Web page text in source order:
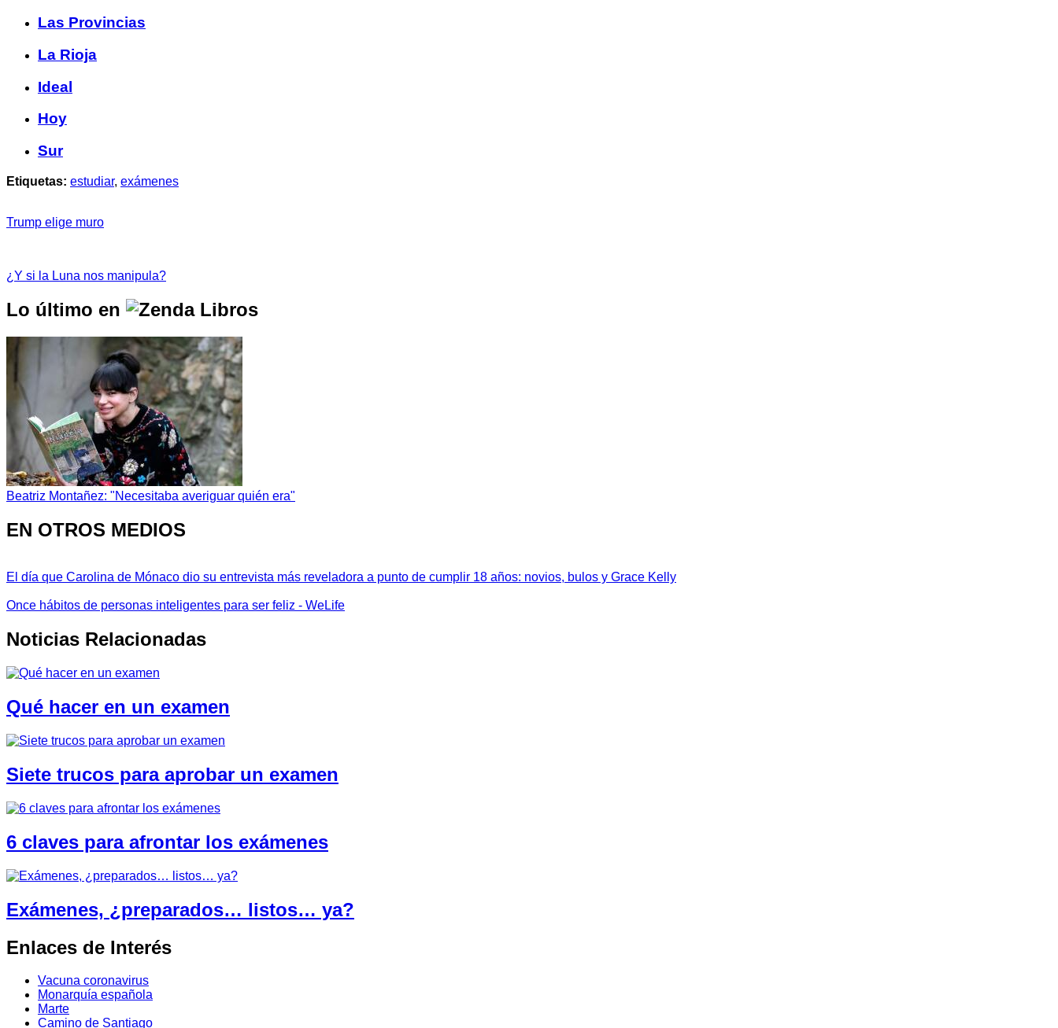
Las Provincias
La Rioja
Ideal
Hoy
Sur
Etiquetas: estudiar, exámenes
Trump elige muro
¿Y si la Luna nos manipula?
Lo último en
Beatriz Montañez: "Necesitaba averiguar quién era"
EN OTROS MEDIOS
El día que Carolina de Mónaco dio su entrevista más reveladora a punto de cumplir 18 años: novios, bulos y Grace Kelly
Once hábitos de personas inteligentes para ser feliz - WeLife
Noticias Relacionadas
Qué hacer en un examen
Siete trucos para aprobar un examen
6 claves para afrontar los exámenes
Exámenes, ¿preparados… listos… ya?
Enlaces de Interés
Vacuna coronavirus
Monarquía española
Marte
Camino de Santiago